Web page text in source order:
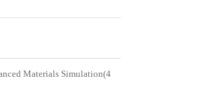
Materials Simulation(4